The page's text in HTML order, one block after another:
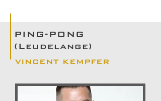
PING-PONG
(Leudelange)
VINCENT KEMPFER